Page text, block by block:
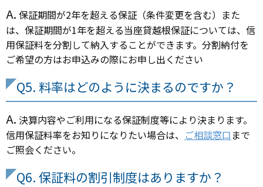
A. 保証期間が2年を超える保証（条件変更を含む）また
は、保証期間が1年を超える当座貸越根保証については、信
用保証料を分割して納入することができます。分割納付を
ご希望の方はお申込みの際にお申し出ください
Q5. 料率はどのように決まるのですか？
A. 決算内容やご利用になる保証制度等により決まります。
信用保証料率をお知りになりたい場合は、 ご相談窓口 まで
ご照会ください。
Q6. 保証料の割引制度はありますか？